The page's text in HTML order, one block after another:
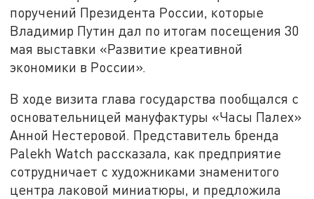
поручений Президента России, которые
Владимир Путин дал по итогам посещения 30
мая выставки «Развитие креативной
экономики в России».
В ходе визита глава государства пообщался с
основательницей мануфактуры «Часы Палех»
Анной Нестеровой. Представитель бренда
Palekh Watch рассказала, как предприятие
сотрудничает с художниками знаменитого
центра лаковой миниатюры, и предложила